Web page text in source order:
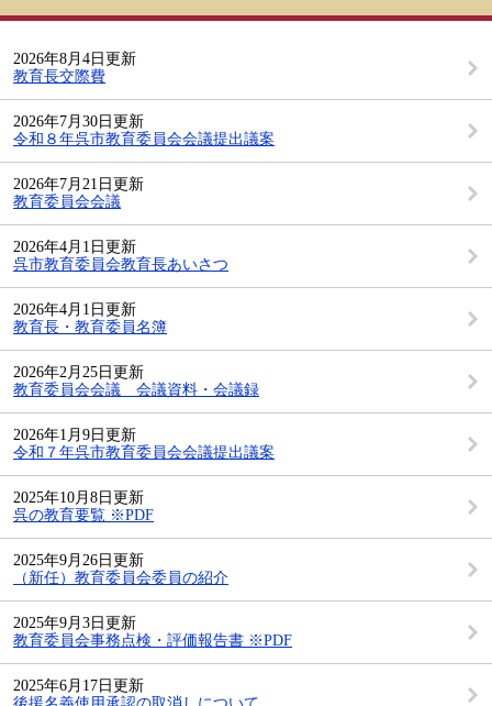
2026年8月4日更新
教育長交際費
2026年7月30日更新
令和８年呉市教育委員会会議提出議案
2026年7月21日更新
教育委員会会議
2026年4月1日更新
呉市教育委員会教育長あいさつ
2026年4月1日更新
教育長・教育委員名簿
2026年2月25日更新
教育委員会会議 会議資料・会議録
2026年1月9日更新
令和７年呉市教育委員会会議提出議案
2025年10月8日更新
呉の教育要覧 ※PDF
2025年9月26日更新
（新任）教育委員会委員の紹介
2025年9月3日更新
教育委員会事務点検・評価報告書 ※PDF
2025年6月17日更新